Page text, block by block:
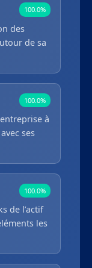
100.0%
des
de sa
100.0%
à
ses
100.0%
de l’actif
les